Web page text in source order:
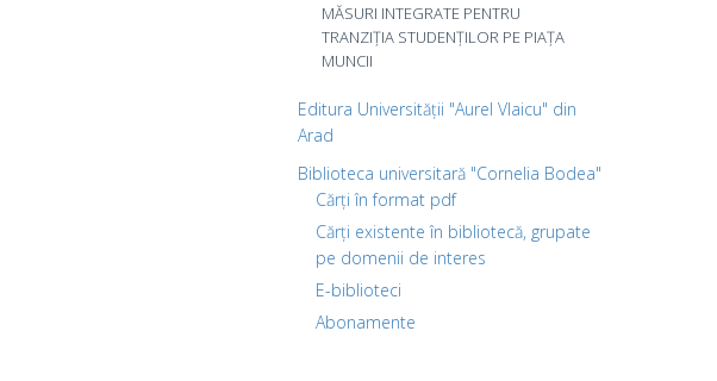
MĂSURI INTEGRATE PENTRU
TRANZIȚIA STUDENȚILOR PE PIAȚA
MUNCII
Editura Universității "Aurel Vlaicu" din
Arad
Biblioteca universitară "Cornelia Bodea"
Cărți în format pdf
Cărți existente în bibliotecă, grupate
pe domenii de interes
E-biblioteci
Abonamente